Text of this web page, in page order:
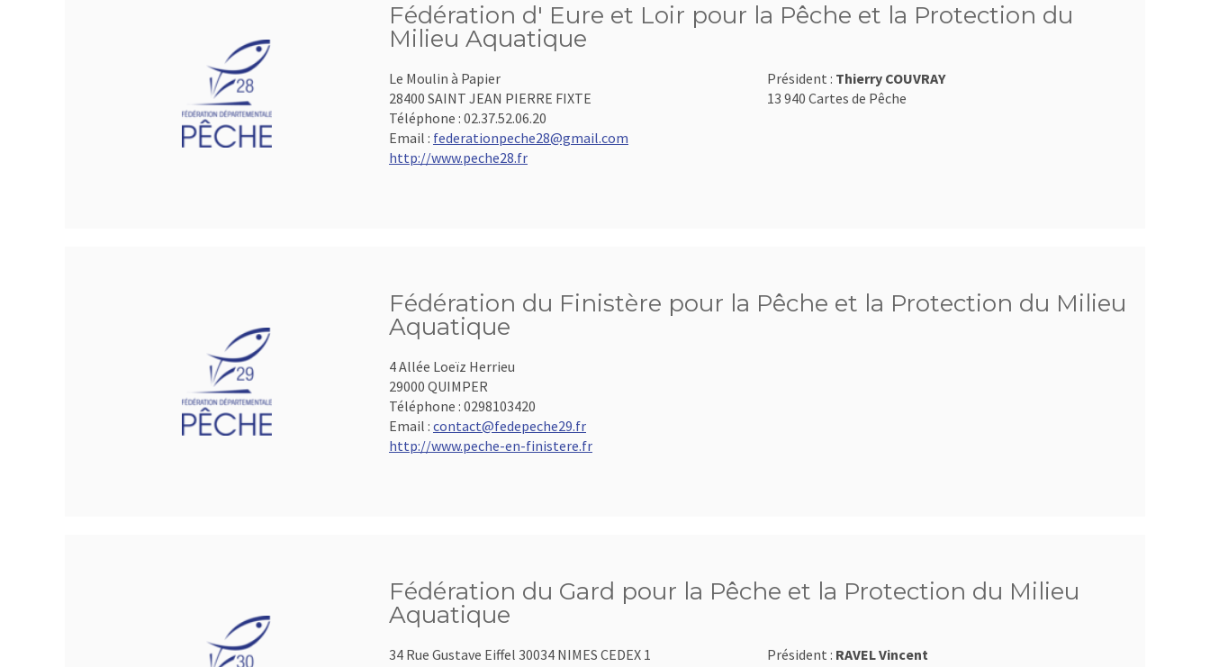
Fédération d' Eure et Loir pour la Pêche et la Protection du
Milieu Aquatique
Le Moulin à Papier
28400 SAINT JEAN PIERRE FIXTE
Téléphone : 02.37.52.06.20
Email : federationpeche28@gmail.com
http://www.peche28.fr
Président : Thierry COUVRAY
13 940 Cartes de Pêche
Fédération du Finistère pour la Pêche et la Protection du Milieu
Aquatique
4 Allée Loeïz Herrieu
29000 QUIMPER
Téléphone : 0298103420
Email : contact@fedepeche29.fr
http://www.peche-en-finistere.fr
Fédération du Gard pour la Pêche et la Protection du Milieu
Aquatique
34 Rue Gustave Eiffel 30034 NIMES CEDEX 1
Président : RAVEL Vincent